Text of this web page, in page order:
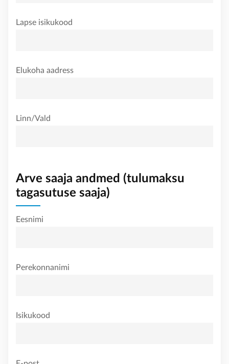
Lapse isikukood
Elukoha aadress
Linn/Vald
Arve saaja andmed (tulumaksu
tagasutuse saaja)
Eesnimi
Perekonnanimi
Isikukood